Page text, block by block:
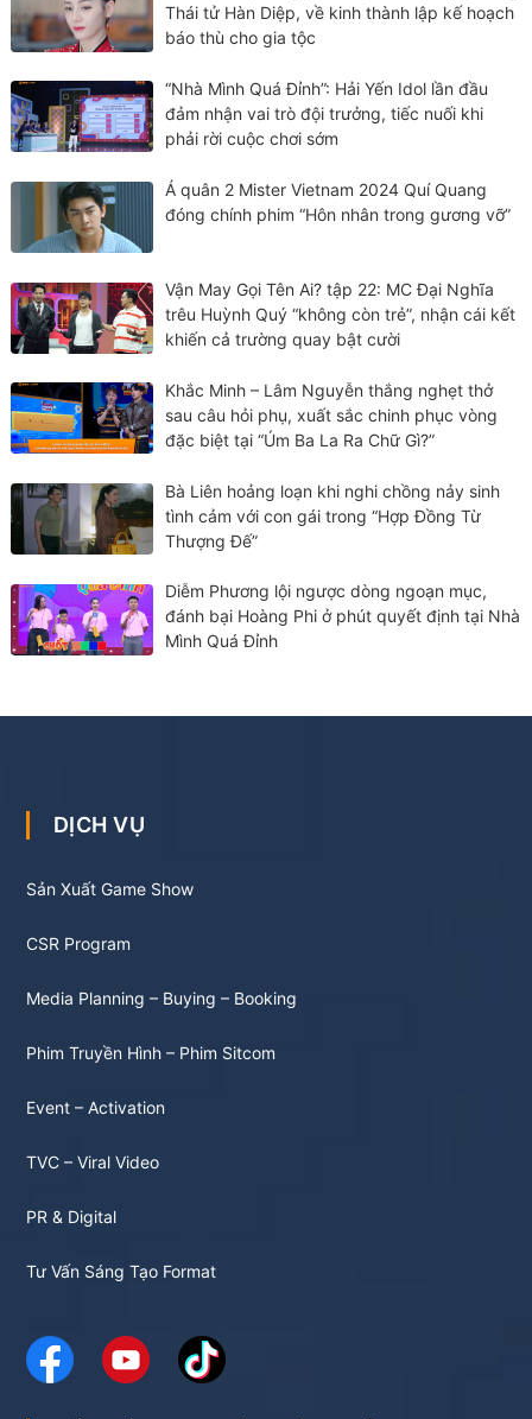
Thái tử Hàn Diệp, về kinh thành lập kế hoạch
báo thù cho gia tộc
“Nhà Mình Quá Đỉnh”: Hải Yến Idol lần đầu
đảm nhận vai trò đội trưởng, tiếc nuối khi
phải rời cuộc chơi sớm
Á quân 2 Mister Vietnam 2024 Quí Quang
đóng chính phim “Hôn nhân trong gương vỡ”
Vận May Gọi Tên Ai? tập 22: MC Đại Nghĩa
trêu Huỳnh Quý “không còn trẻ”, nhận cái kết
khiến cả trường quay bật cười
Khắc Minh – Lâm Nguyễn thắng nghẹt thở
sau câu hỏi phụ, xuất sắc chinh phục vòng
đặc biệt tại “Úm Ba La Ra Chữ Gì?”
Bà Liên hoảng loạn khi nghi chồng nảy sinh
tình cảm với con gái trong “Hợp Đồng Từ
Thượng Đế”
Diễm Phương lội ngược dòng ngoạn mục,
đánh bại Hoàng Phi ở phút quyết định tại Nhà
Mình Quá Đỉnh
DỊCH VỤ
Sản Xuất Game Show
CSR Program
Media Planning – Buying – Booking
Phim Truyền Hình – Phim Sitcom
Event – Activation
TVC – Viral Video
PR & Digital
Tư Vấn Sáng Tạo Format